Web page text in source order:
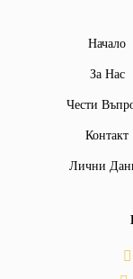
Начало
За Нас
Чести
Контакт
Лични